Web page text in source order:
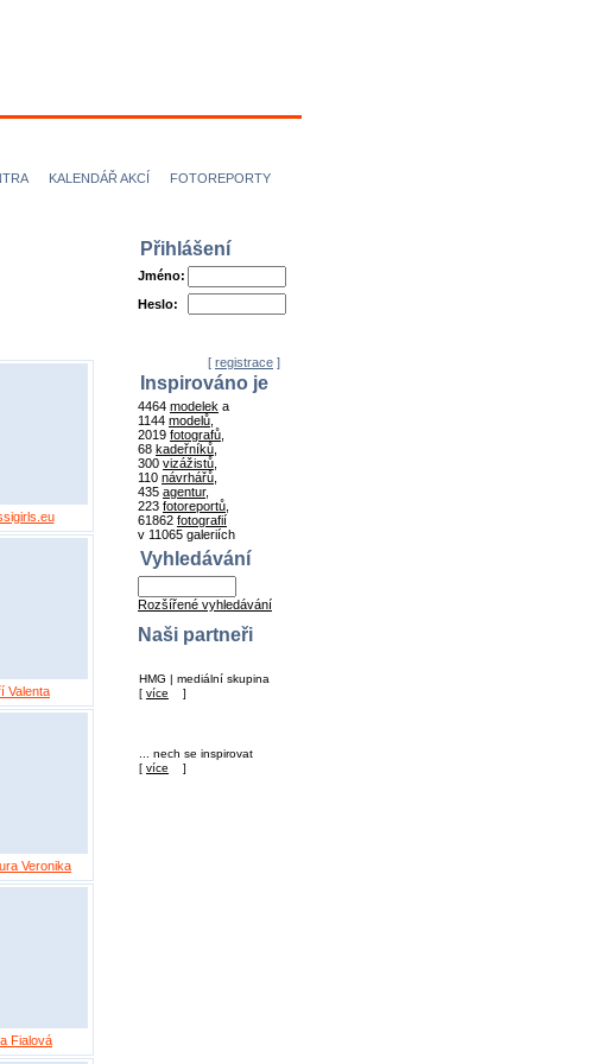
KALENDÁŘ AKCÍ FOTOREPORTY
Valenta
Veronika
Fialová
Přihlášení
Jméno:
Heslo:
[ registrace ]
Inspirováno je
4464 modelek a
1144 modelů
2019 fotografů
68 kadeřníků
300 vizážistů
110 návrhářů
435 agentur,
223 fotoreportů
61862 fotografií
v 11065 galeriích
Vyhledávání
Rozšířené vyhledávání
Naši partneři
HMG | mediální skupina
[ více ]
... nech se inspirovat
[ více ]